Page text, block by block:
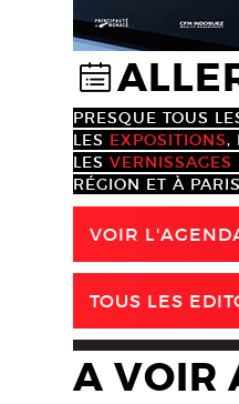
@
PRESQUE TOUS
LES EXPOSITIONS,
LES VERNISSAGES
RÉGION ET À
VOIR
TOUS LES
A VOIR